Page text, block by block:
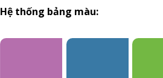
Hệ thống bảng màu: